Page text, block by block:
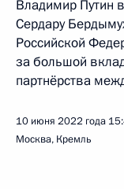
Владимир Путин
Сердару
Российской
за большой
партнёрства
10 июня 2022 года
Москва, Кремль